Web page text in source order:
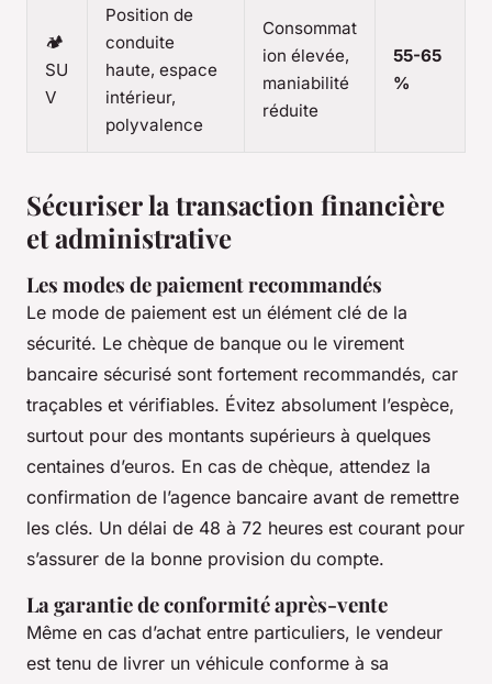
🏕️
SU
V
Position de
conduite
haute, espace
intérieur,
polyvalence
Consommat
ion élevée,
maniabilité
réduite
55-65
%
Sécuriser la transaction financière
et administrative
Les modes de paiement recommandés
Le mode de paiement est un élément clé de la
sécurité. Le chèque de banque ou le virement
bancaire sécurisé sont fortement recommandés, car
traçables et vérifiables. Évitez absolument l’espèce,
surtout pour des montants supérieurs à quelques
centaines d’euros. En cas de chèque, attendez la
confirmation de l’agence bancaire avant de remettre
les clés. Un délai de 48 à 72 heures est courant pour
s’assurer de la bonne provision du compte.
La garantie de conformité après-vente
Même en cas d’achat entre particuliers, le vendeur
est tenu de livrer un véhicule conforme à sa